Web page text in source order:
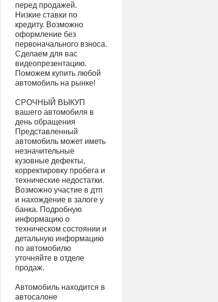
перед продажей.
Низкие ставки по
кредиту. Возможно
оформление без
первоначального взноса.
Сделаем для вас
видеопрезентацию.
Поможем купить любой
автомобиль на рынке!
СРОЧНЫЙ ВЫКУП
вашего автомобиля в
день обращения
Представленный
автомобиль может иметь
незначительные
кузовные дефекты,
корректировку пробега и
технические недостатки.
Возможно участие в дтп
и нахождение в залоге у
банка. Подробную
информацию о
техническом состоянии и
детальную информацию
по автомобилю
уточняйте в отделе
продаж.
Автомобиль находится в
автосалоне